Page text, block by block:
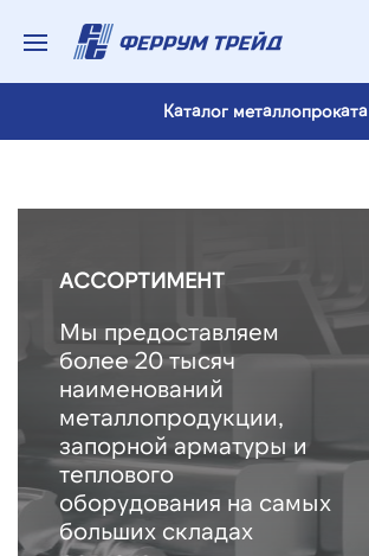
Каталог металлопроката
ТОЧНОСТЬ
Поставляем
качественную
продукцию нужного
сортамента точно по
адресу и в срок